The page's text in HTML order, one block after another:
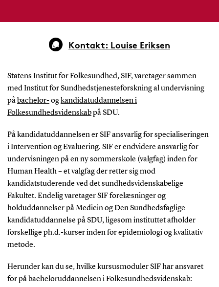
Kontakt: Louise Eriksen
Statens Institut for Folkesundhed, SIF, varetager sammen
med Institut for Sundhedstjenesteforskning al undervisning
påbachelor-ogkandidatuddannelsen i
Folkesundhedsvidenskabpå SDU.
På kandidatuddannelsen er SIF ansvarlig for specialiseringen
i Intervention og Evaluering. SIF er endvidere ansvarlig for
undervisningen på en ny sommerskole (valgfag) inden for
Human Health – et valgfag der retter sig mod
kandidatstuderende ved det sundhedsvidenskabelige
Fakultet. Endelig varetager SIF forelæsninger og
holduddannelser på Medicin og Den Sundhedsfaglige
kandidatuddannelse på SDU, ligesom instituttet afholder
forskellige ph.d.-kurser inden for epidemiologi og kvalitativ
metode.
Herunder kan du se, hvilke kursusmoduler SIF har ansvaret
for på bacheloruddannelsen i Folkesundhedsvidenskab: